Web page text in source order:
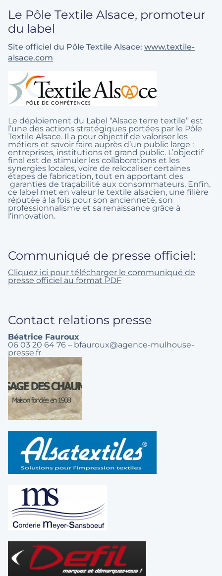
Le Pôle Textile Alsace, promoteur
du label
Site officiel du Pôle Textile Alsace: www.textile-
alsace.com
Le déploiement du Label “Alsace terre textile” est
l’une des actions stratégiques portées par le Pôle
Textile Alsace. Il a pour objectif de valoriser les
métiers et savoir faire auprès d’un public large :
entreprises, institutions et grand public. L’objectif
final est de stimuler les collaborations et les
synergies locales, voire de relocaliser certaines
étapes de fabrication, tout en apportant des
garanties de traçabilité aux consommateurs. Enfin,
ce label met en valeur le textile alsacien, une filière
réputée à la fois pour son ancienneté, son
professionnalisme et sa renaissance grâce à
l’innovation.
Communiqué de presse officiel:
Cliquez ici pour télécharger le communiqué de
presse officiel au format PDF
Contact relations presse
Béatrice Fauroux
06 03 20 64 76 – bfauroux@agence-mulhouse-
presse.fr